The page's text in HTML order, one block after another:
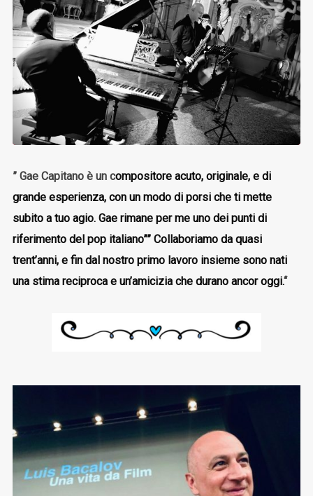
” Gae Capitano è un compositore acuto, originale, e di
grande esperienza, con un modo di porsi che ti mette
subito a tuo agio. Gae rimane per me uno dei punti di
riferimento del pop italiano”” Collaboriamo da quasi
trent’anni, e fin dal nostro primo lavoro insieme sono nati
una stima reciproca e un’amicizia che durano ancor oggi.“